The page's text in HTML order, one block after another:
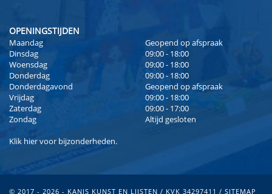
OPENINGSTIJDEN
Maandag
Geopend op afspraak
Dinsdag
09:00 - 18:00
Woensdag
09:00 - 18:00
Donderdag
09:00 - 18:00
Donderdagavond
Geopend op afspraak
Vrijdag
09:00 - 18:00
Zaterdag
09:00 - 17:00
Zondag
Altijd gesloten
Klik hiervoor bijzonderheden.
© 2017 - 2026 - KANIS KUNST EN LIJSTEN / KVK 34297411 / SITEMAP